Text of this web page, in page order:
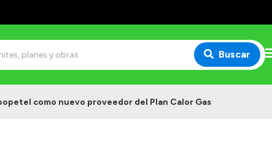
Buscar
como nuevo proveedor del Plan Calor Gas